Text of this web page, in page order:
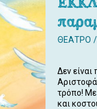
ΘΕΑΤΡΟ
Δεν
τρόπο! Με
και